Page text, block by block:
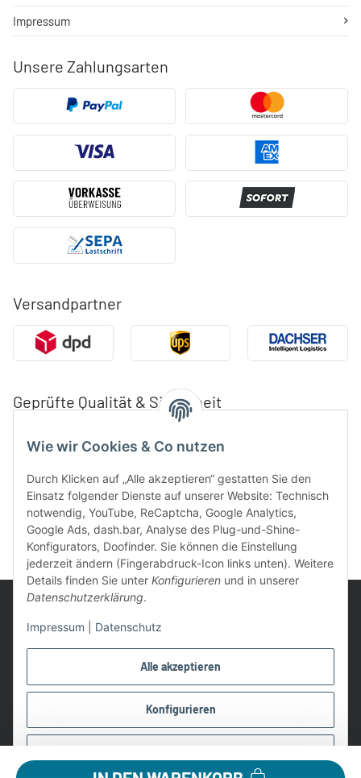
Alle akzeptieren
Konfigurieren
Wie wir Cookies & Co nutzen
Durch Klicken auf „Alle akzeptieren“ gestatten Sie den
Einsatz folgender Dienste auf unserer Website: Technisch
notwendig, YouTube, ReCaptcha, Google Analytics,
Google Ads, dash.bar, Analyse des Plug-und-Shine-
Konfigurators, Doofinder. Sie können die Einstellung
jederzeit ändern (Fingerabdruck-Icon links unten). Weitere
Details finden Sie unter Konfigurieren und in unserer
Datenschutzerklärung.
Impressum Datenschutz
Unsere Zahlungsarten
Versandpartner
Geprüfte Qualität & Sicherheit
Impressum
UVP: Ist die unverbindliche Preisempfehlung des Herstellers für
Wir nutzen Trusted Shops als unabhängigen Dienstleister für die
Einholung von Bewertungen. Trusted Shops hat Maßnahmen
getroffen, um sicherzustellen, dass es es sich um echte